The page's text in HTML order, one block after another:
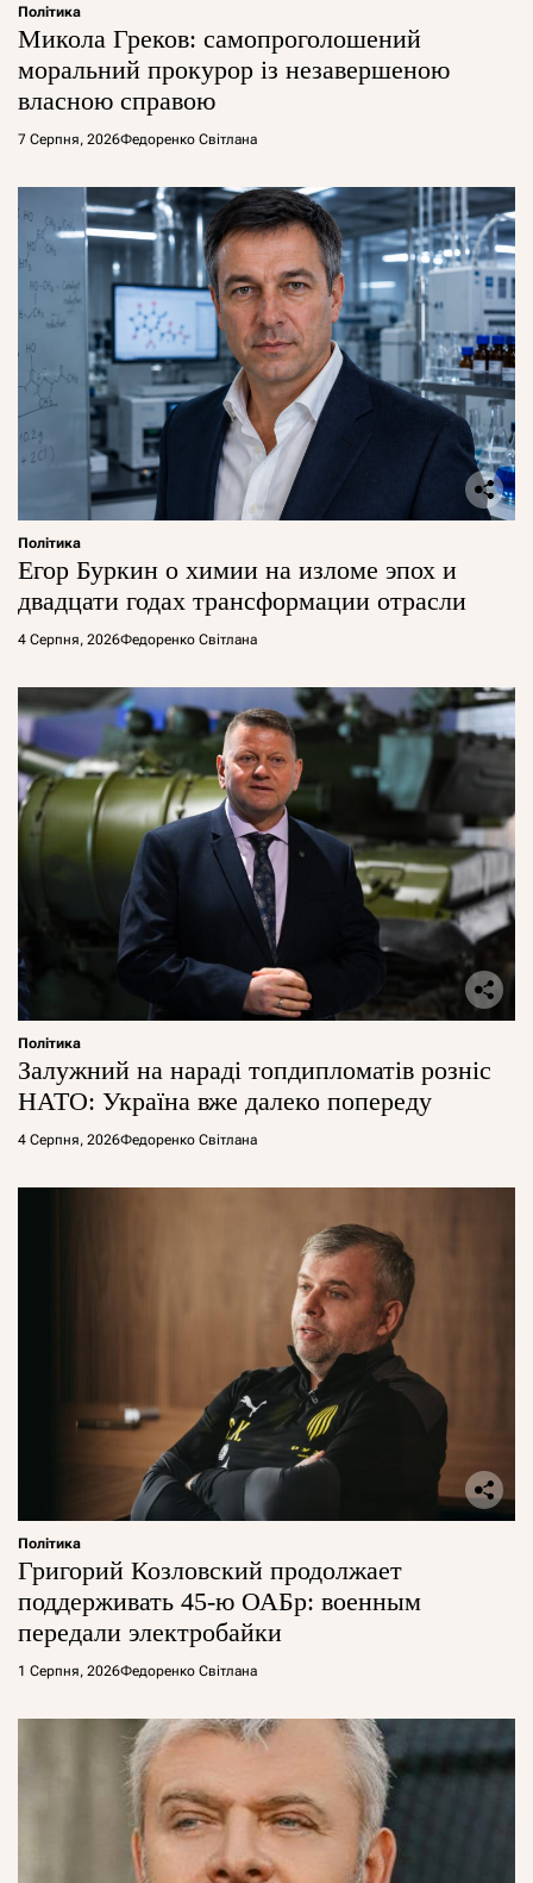
Політика
Микола Греков: самопроголошений
моральний прокурор із незавершеною
власною справою
7 Серпня, 2026Федоренко Світлана
Політика
Егор Буркин о химии на изломе эпох и
двадцати годах трансформации отрасли
4 Серпня, 2026Федоренко Світлана
Політика
Залужний на нараді топдипломатів розніс
НАТО: Україна вже далеко попереду
4 Серпня, 2026Федоренко Світлана
Політика
Григорий Козловский продолжает
поддерживать 45-ю ОАБр: военным
передали электробайки
1 Серпня, 2026Федоренко Світлана